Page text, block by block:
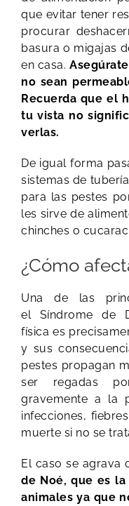
que evitar tener
procurar
basura o migajas
en casa.
no sean
Recuerda que el
tu vista no
verlas.
De igual forma
sistemas de
para las pestes
les sirve de
chinches o
¿Cómo
Una de las
el Síndrome de
física es
y sus
pestes propagan
ser regadas
gravemente a la
infecciones,
muerte si no se
El caso se agrava
de Noé, que es
animales ya que